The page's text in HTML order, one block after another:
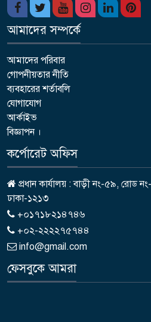
আমাদের সম্পর্কে
আমাদের পরিবার
গোপনীয়তার নীতি
ব্যবহারের শর্তাবলি
যোগাযোগ
আর্কাইভ
বিজ্ঞাপন ।
কর্পোরেট অফিস
প্রধান কার্যালয় : বাড়ী নং-৫৯, রোড
ঢাকা-১২১৩
+০১৭১৮২১৪৭৪৬
+০২-২২২২৭৫৭৪৪
info@gmail.com
ফেসবুকে আমরা